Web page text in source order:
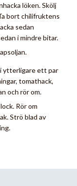
löken. Skölj
bort chilifruktens
sedan
i mindre bitar.
ytterligare ett par
tomathack,
och rör om.
Rör om
Strö blad av